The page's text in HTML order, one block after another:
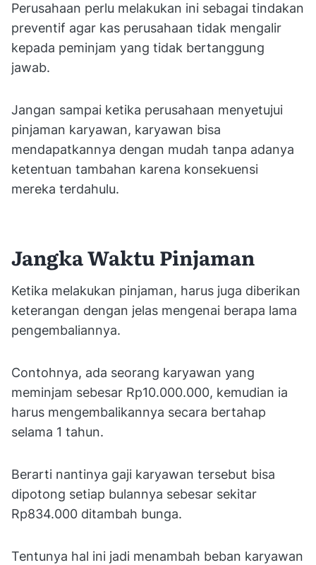
Perusahaan perlu melakukan ini sebagai tindakan
preventif agar kas perusahaan tidak mengalir
kepada peminjam yang tidak bertanggung
jawab.
Jangan sampai ketika perusahaan menyetujui
pinjaman karyawan, karyawan bisa
mendapatkannya dengan mudah tanpa adanya
ketentuan tambahan karena konsekuensi
mereka terdahulu.
Jangka Waktu Pinjaman
Ketika melakukan pinjaman, harus juga diberikan
keterangan dengan jelas mengenai berapa lama
pengembaliannya.
Contohnya, ada seorang karyawan yang
meminjam sebesar Rp10.000.000, kemudian ia
harus mengembalikannya secara bertahap
selama 1 tahun.
Berarti nantinya gaji karyawan tersebut bisa
dipotong setiap bulannya sebesar sekitar
Rp834.000 ditambah bunga.
Tentunya hal ini jadi menambah beban karyawan